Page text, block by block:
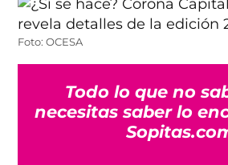
Foto: OCESA
Todo lo que no
necesitas saber lo